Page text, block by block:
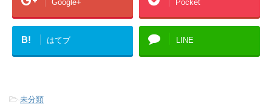
Google+ Pocket
B! はてブ LINE
-未分類